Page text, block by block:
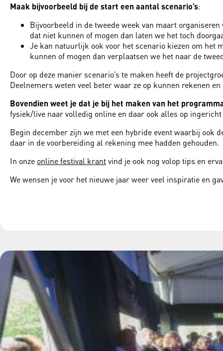
Maak bijvoorbeeld bij de start een aantal scenario’s:
Bijvoorbeeld in de tweede week van maart
dat niet kunnen of mogen dan laten we het toch
Je kan natuurlijk ook voor het scenario kiezen om het
kunnen of mogen dan verplaatsen we het naar de
Door op deze manier scenario’s te maken heeft de
Deelnemers weten veel beter waar ze op kunnen rekenen
Bovendien weet je dat je bij het maken van het
fysiek/live naar volledig online en daar ook alles op
Begin december zijn we met een hybride event waarbij ook
daar in de voorbereiding al rekening mee hadden gehouden.
In onze online festival krantvind je ook nog volop tips en
We wensen je voor het nieuwe jaar weer veel inspiratie en